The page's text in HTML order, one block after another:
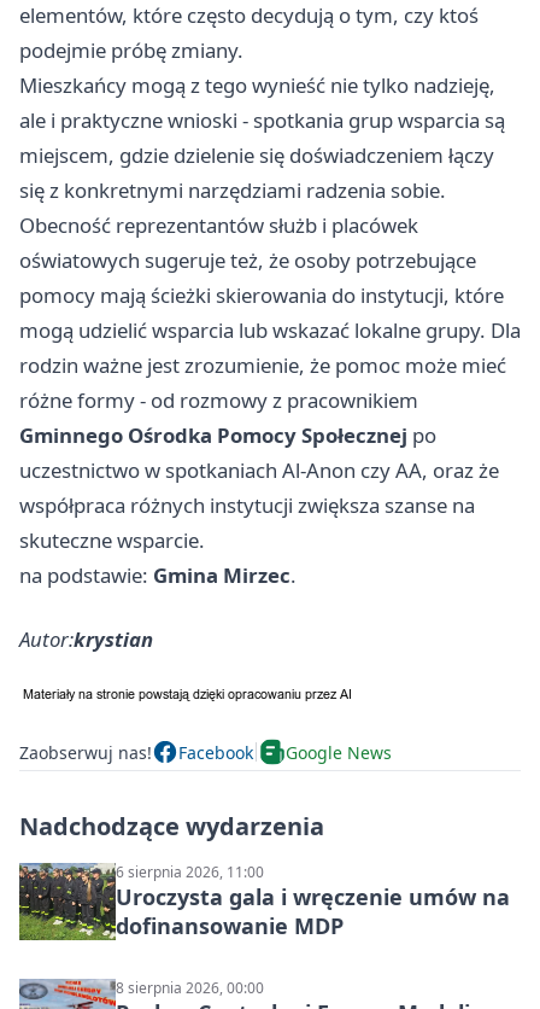
elementów, które często decydują o tym, czy ktoś
podejmie próbę zmiany.
Mieszkańcy mogą z tego wynieść nie tylko nadzieję,
ale i praktyczne wnioski - spotkania grup wsparcia są
miejscem, gdzie dzielenie się doświadczeniem łączy
się z konkretnymi narzędziami radzenia sobie.
Obecność reprezentantów służb i placówek
oświatowych sugeruje też, że osoby potrzebujące
pomocy mają ścieżki skierowania do instytucji, które
mogą udzielić wsparcia lub wskazać lokalne grupy. Dla
rodzin ważne jest zrozumienie, że pomoc może mieć
różne formy - od rozmowy z pracownikiem
Gminnego Ośrodka Pomocy Społecznej po
uczestnictwo w spotkaniach Al-Anon czy AA, oraz że
współpraca różnych instytucji zwiększa szanse na
skuteczne wsparcie.
na podstawie: Gmina Mirzec.
Autor:krystian
Zaobserwuj nas! Facebook Google News
Nadchodzące wydarzenia
6 sierpnia 2026, 11:00
Uroczysta gala i wręczenie umów na
dofinansowanie MDP
8 sierpnia 2026, 00:00